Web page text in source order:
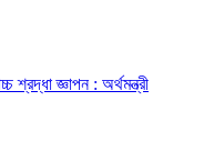
শ্রদ্ধা জ্ঞাপন : অর্থমন্ত্রী